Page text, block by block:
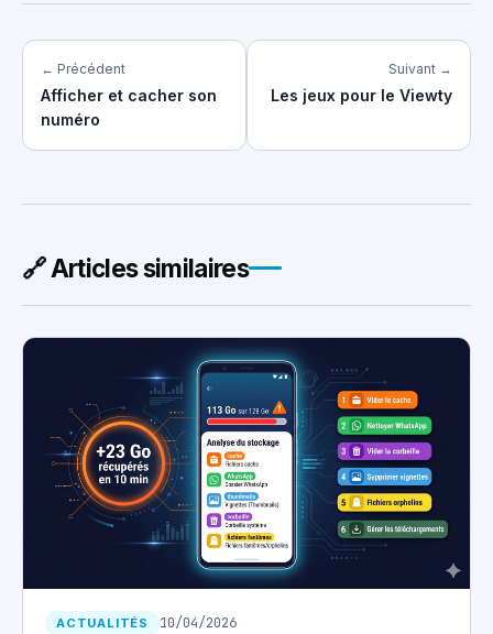
← Précédent
Afficher et cacher son
numéro
Suivant →
Les jeux pour le Viewty
🔗 Articles similaires
ACTUALITÉS 10/04/2026